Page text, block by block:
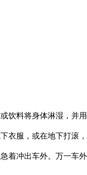
饮料将身体淋湿，并
衣服，或在地下打滚，
着冲出车外。万一车